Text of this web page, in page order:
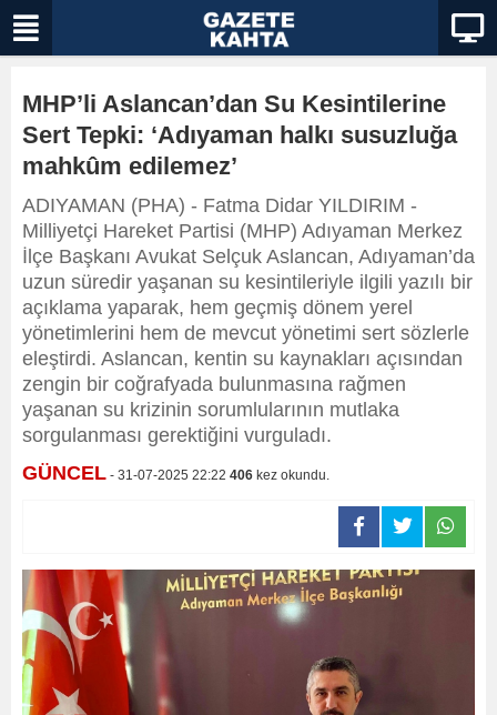
MHP’li Aslancan’dan Su Kesintilerine
Sert Tepki: ‘Adıyaman halkı susuzluğa
mahkûm edilemez’
ADIYAMAN (PHA) - Fatma Didar YILDIRIM -
Milliyetçi Hareket Partisi (MHP) Adıyaman Merkez
İlçe Başkanı Avukat Selçuk Aslancan, Adıyaman’da
uzun süredir yaşanan su kesintileriyle ilgili yazılı bir
açıklama yaparak, hem geçmiş dönem yerel
yönetimlerini hem de mevcut yönetimi sert sözlerle
eleştirdi. Aslancan, kentin su kaynakları açısından
zengin bir coğrafyada bulunmasına rağmen
yaşanan su krizinin sorumlularının mutlaka
sorgulanması gerektiğini vurguladı.
GÜNCEL - 31-07-2025 22:22 406 kez okundu.